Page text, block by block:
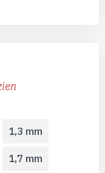
1,3 mm
1,7 mm